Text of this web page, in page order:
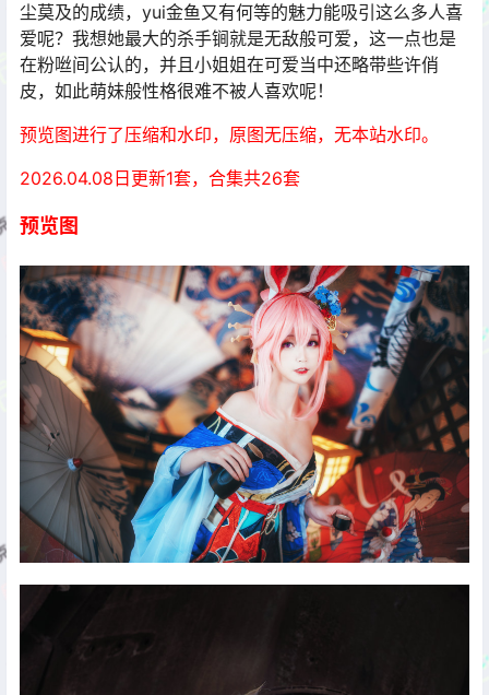
尘莫及的成绩，yui金鱼又有何等的魅力能吸引这么多人喜
爱呢？我想她最大的杀手锏就是无敌般可爱，这一点也是
在粉咝间公认的，并且小姐姐在可爱当中还略带些许俏
皮，如此萌妹般性格很难不被人喜欢呢！
预览图进行了压缩和水印，原图无压缩，无本站水印。
2026.04.08日更新1套，合集共26套
预览图